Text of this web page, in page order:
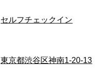
セルフチェックイン
東京都渋谷区神南1-20-13